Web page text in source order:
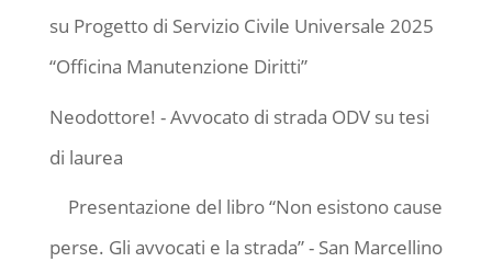
su Progetto di Servizio Civile Universale 2025
“Officina Manutenzione Diritti”
Neodottore! - Avvocato di strada ODVsu tesi
di laurea
Presentazione del libro “Non esistono cause
perse. Gli avvocati e la strada” - San Marcellino